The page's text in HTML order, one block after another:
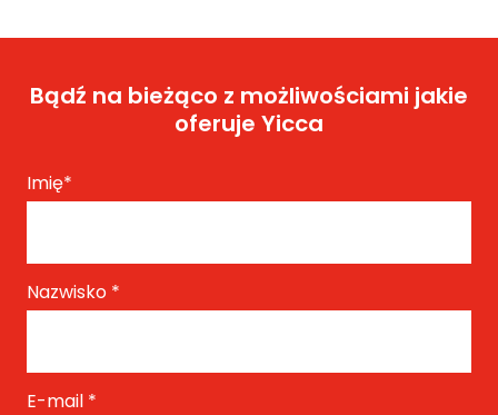
Bądź na bieżąco z możliwościami jakie
oferuje Yicca
Imię*
Nazwisko *
E-mail *